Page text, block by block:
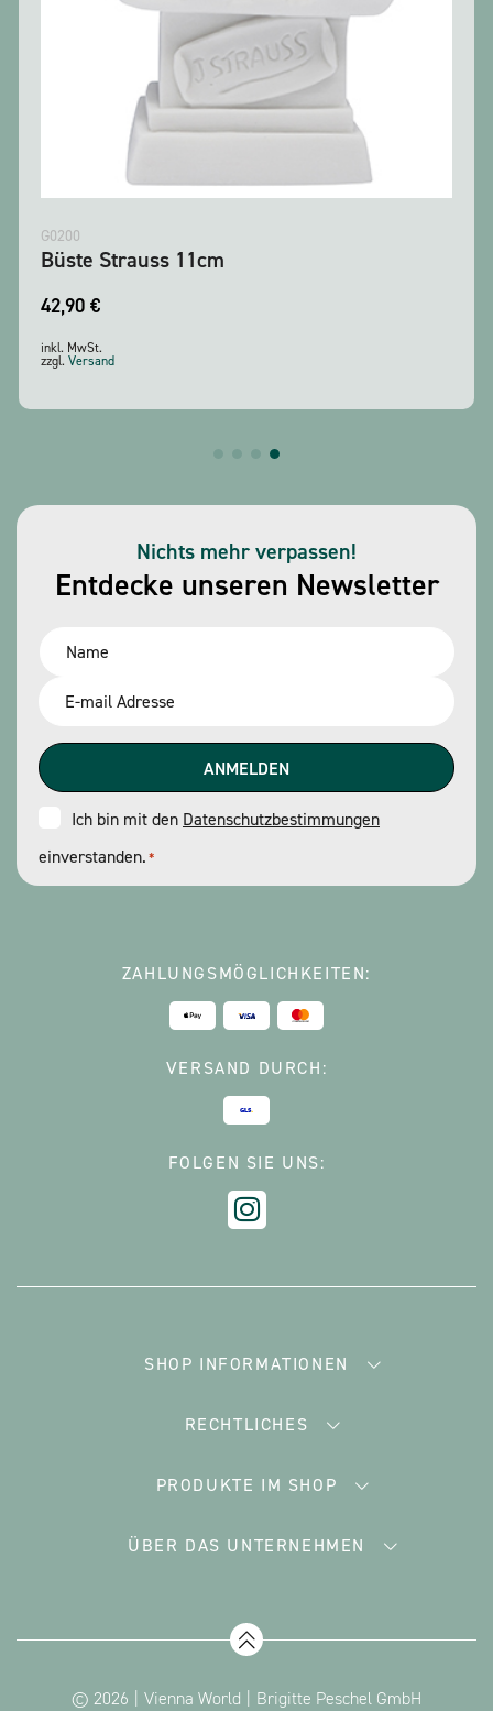
G0200
Büste Strauss 11cm
42,90 €
inkl. MwSt.
zzgl. Versand
Entdecke unseren Newsletter
Nichts mehr verpassen!
Consent
*
Ich bin mit den Datenschutzbestimmungen
einverstanden.*
ZAHLUNGSMÖGLICHKEITEN:
VERSAND DURCH:
FOLGEN SIE UNS:
SHOP INFORMATIONEN
RECHTLICHES
PRODUKTE IM SHOP
ÜBER DAS UNTERNEHMEN
© 2026 Vienna World Brigitte Peschel GmbH